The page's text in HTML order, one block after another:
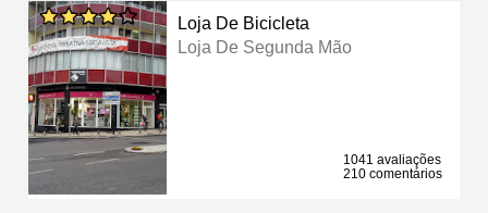
Loja De Bicicleta
Loja De Segunda Mão
1041 avaliações
210 comentários